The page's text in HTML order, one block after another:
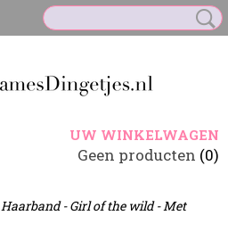
UW WINKELWAGEN
Geen producten (0)
Haarband - Girl of the wild - Met